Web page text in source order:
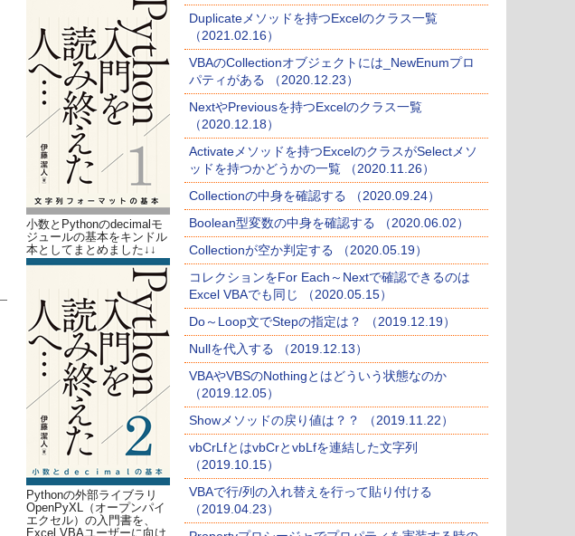
小数とPythonのdecimalモ
ジュールの基本をキンドル
本としてまとめました↓↓
Pythonの外部ライブラリ
OpenPyXL（オープンパイ
エクセル）の入門書を、
Excel VBAユーザーに向け
Duplicateメソッドを持つExcelのクラス一覧
（2021.02.16）
VBAのCollectionオブジェクトには_NewEnumプロ
パティがある （2020.12.23）
NextやPreviousを持つExcelのクラス一覧
（2020.12.18）
Activateメソッドを持つExcelのクラスがSelectメソ
ッドを持つかどうかの一覧 （2020.11.26）
Collectionの中身を確認する （2020.09.24）
Boolean型変数の中身を確認する （2020.06.02）
Collectionが空か判定する （2020.05.19）
コレクションをFor Each～Nextで確認できるのは
Excel VBAでも同じ （2020.05.15）
Do～Loop文でStepの指定は？ （2019.12.19）
Nullを代入する （2019.12.13）
VBAやVBSのNothingとはどういう状態なのか
（2019.12.05）
Showメソッドの戻り値は？？ （2019.11.22）
vbCrLfとはvbCrとvbLfを連結した文字列
（2019.10.15）
VBAで行/列の入れ替えを行って貼り付ける
（2019.04.23）